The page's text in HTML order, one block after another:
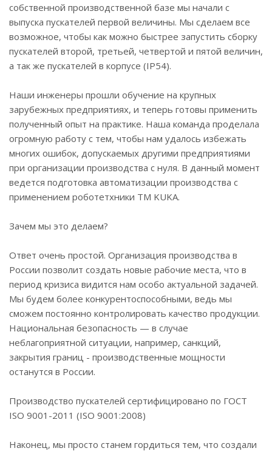
собственной производственной базе мы начали с
выпуска пускателей первой величины. Мы сделаем все
возможное, чтобы как можно быстрее запустить сборку
пускателей второй, третьей, четвертой и пятой величин,
а так же пускателей в корпусе (IP54).
Наши инженеры прошли обучение на крупных
зарубежных предприятиях, и теперь готовы применить
полученный опыт на практике. Наша команда проделала
огромную работу с тем, чтобы нам удалось избежать
многих ошибок, допускаемых другими предприятиями
при организации производства с нуля. В данный момент
ведется подготовка автоматизации производства с
применением роботетхники ТМ KUKA.
Зачем мы это делаем?
Ответ очень простой. Организация производства в
России позволит создать новые рабочие места, что в
период кризиса видится нам особо актуальной задачей.
Мы будем более конкурентоспособными, ведь мы
сможем постоянно контролировать качество продукции.
Национальная безопасность — в случае
неблагоприятной ситуации, например, санкций,
закрытия границ - производственные мощности
останутся в России.
Производство пускателей сертифицировано по ГОСТ
ISO 9001-2011 (ISO 9001:2008)
Наконец, мы просто станем гордиться тем, что создали